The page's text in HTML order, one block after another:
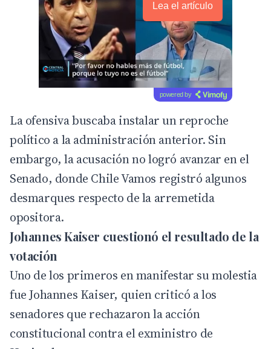
Lea el artículo
powered by
La ofensiva buscaba instalar un reproche
político a la administración anterior. Sin
embargo, la acusación no logró avanzar en el
Senado, donde Chile Vamos registró algunos
desmarques respecto de la arremetida
opositora.
Johannes Kaiser cuestionó el resultado de la
votación
Uno de los primeros en manifestar su molestia
fue Johannes Kaiser, quien criticó a los
senadores que rechazaron la acción
constitucional contra el exministro de